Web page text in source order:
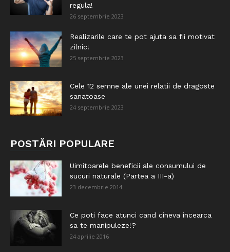
regula!
26 septembrie 2023
Realizarile care te pot ajuta sa fii motivat
zilnic!
25 septembrie 2023
Cele 12 semne ale unei relatii de dragoste
sanatoase
24 septembrie 2023
POSTĂRI POPULARE
Uimitoarele beneficii ale consumului de
sucuri naturale (Partea a III-a)
23 decembrie 2014
Ce poti face atunci cand cineva incearca
sa te manipuleze!?
24 aprilie 2016